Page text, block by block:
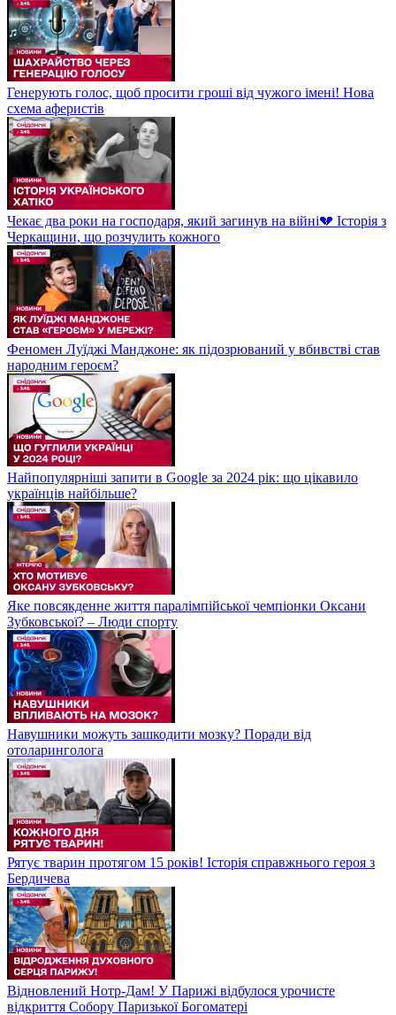
Генерують голос, щоб просити гроші від чужого імені! Нова
схема аферистів
Чекає два роки на господаря, який загинув на війні💔 Історія з
Черкащини, що розчулить кожного
Феномен Луїджі Манджоне: як підозрюваний у вбивстві став
народним героєм?
Найпопулярніші запити в Google за 2024 рік: що цікавило
українців найбільше?
Яке повсякденне життя паралімпійської чемпіонки Оксани
Зубковської? – Люди спорту
Навушники можуть зашкодити мозку? Поради від
отоларинголога
Рятує тварин протягом 15 років! Історія справжнього героя з
Бердичева
Відновлений Нотр-Дам! У Парижі відбулося урочисте
відкриття Собору Паризької Богоматері